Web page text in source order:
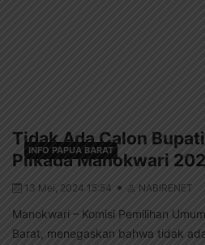
INFO PAPUA BARAT
Tidak Ada Calon
Pilkada Manokwari
13 Mei, 2024 15:54 NABIRENET
Manokwari – Komisi Pemilihan
Barat, menegaskan bahwa tidak